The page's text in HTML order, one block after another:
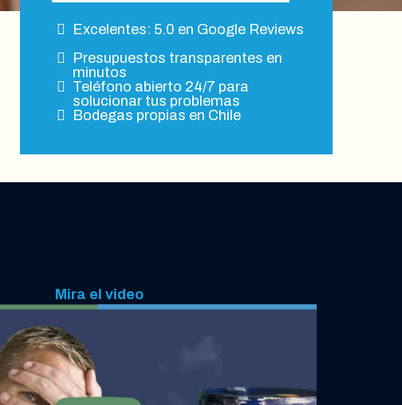
Excelentes: 5.0 en Google Reviews
Presupuestos transparentes en
minutos
Teléfono abierto 24/7 para
solucionar tus problemas
Bodegas propias en Chile
Mira el video